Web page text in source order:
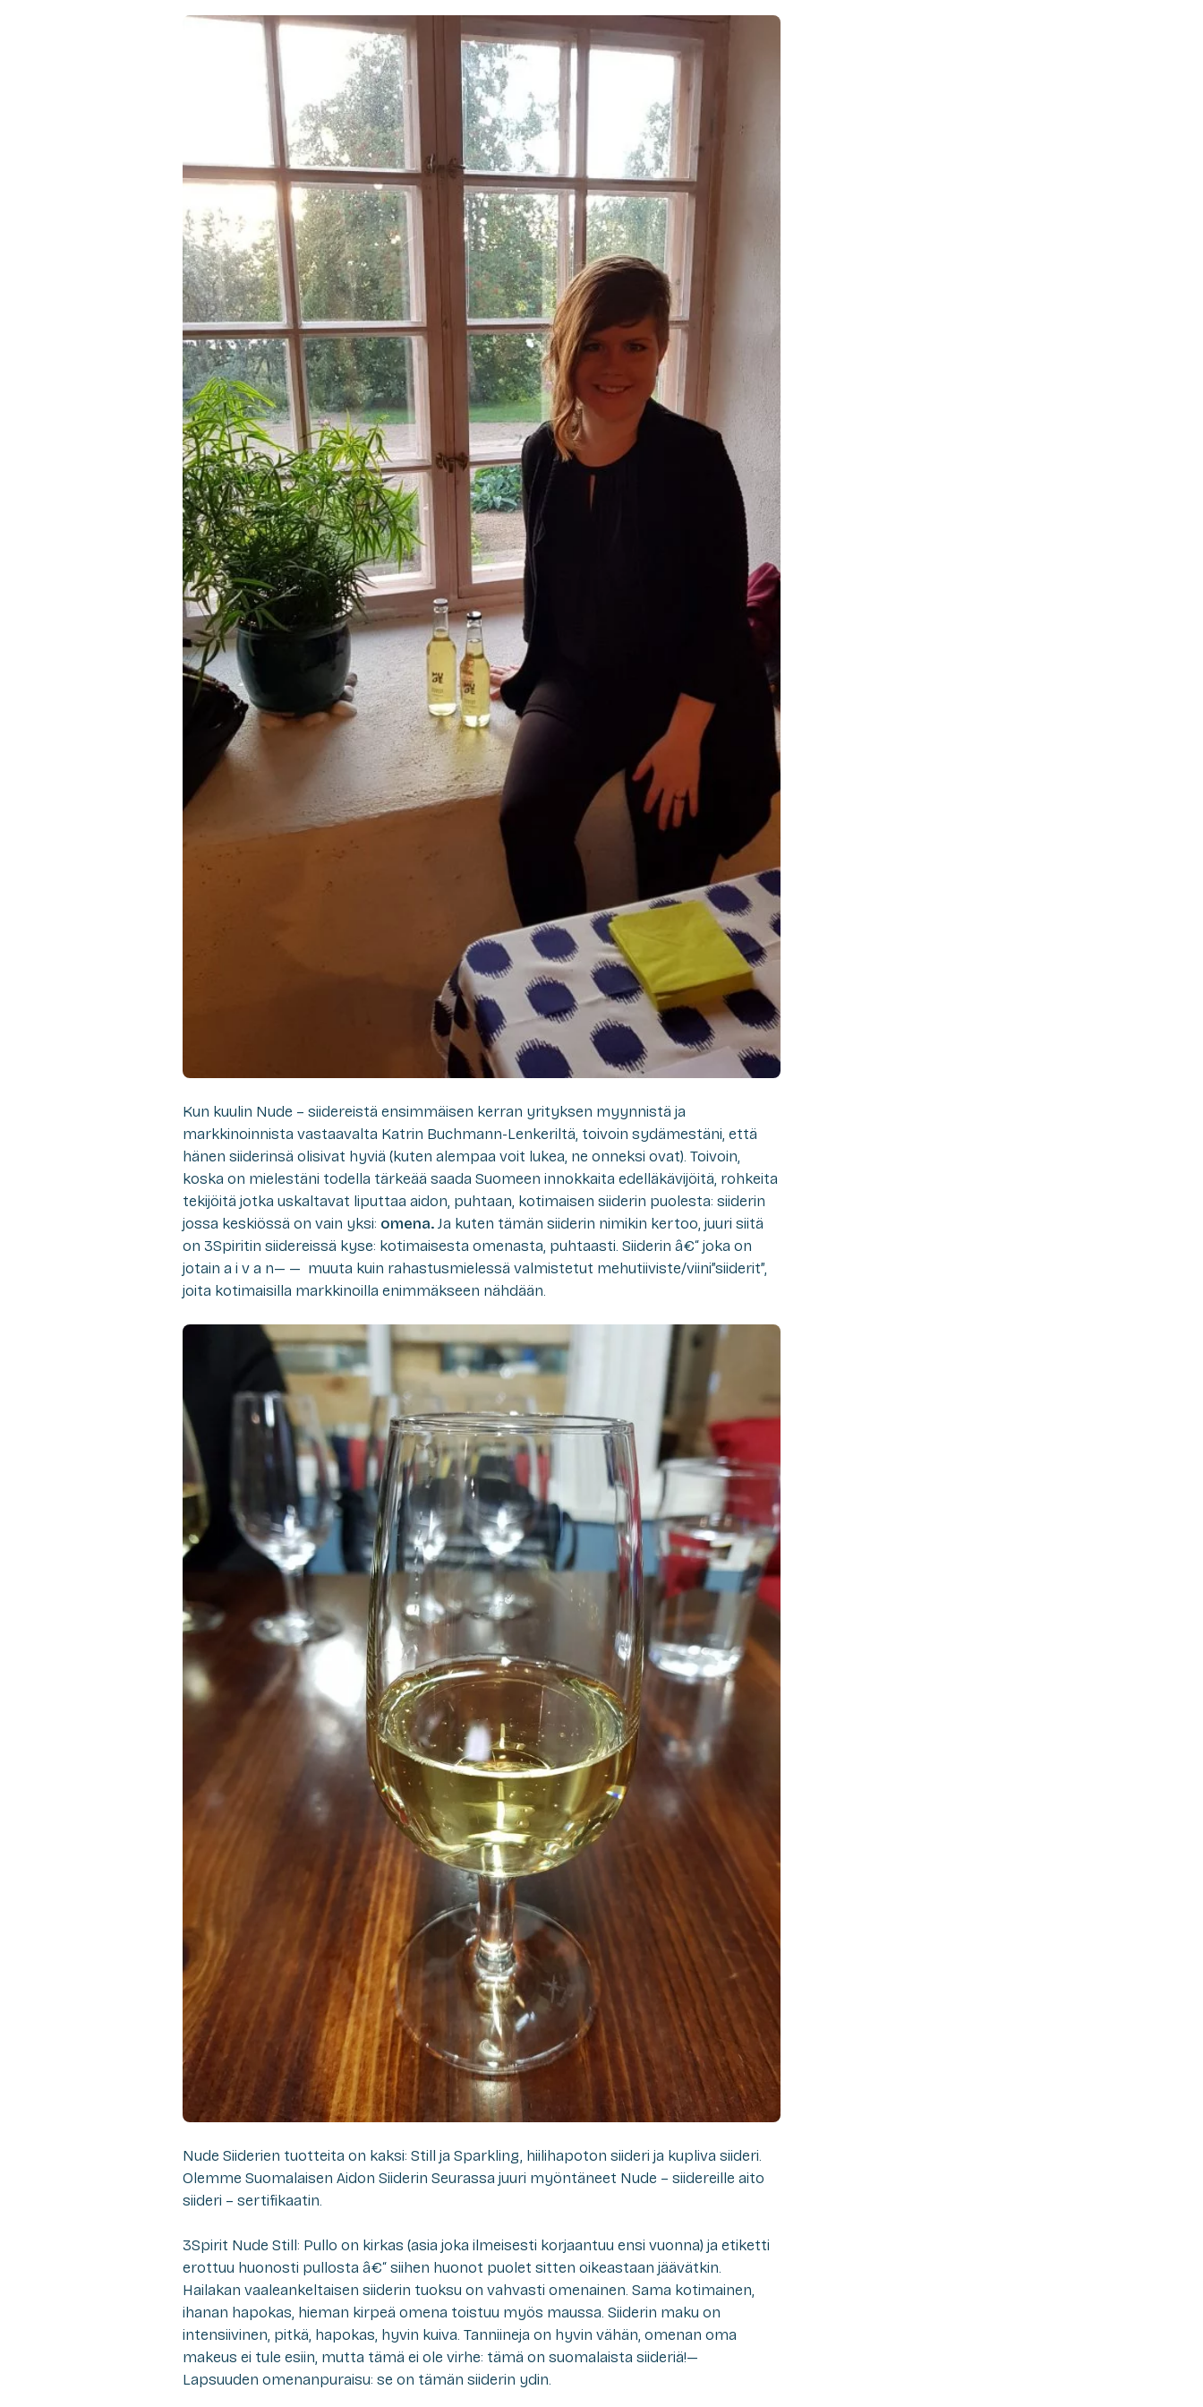
Kun kuulin Nude – siidereistä ensimmäisen kerran yrityksen myynnistä ja
markkinoinnista vastaavalta Katrin Buchmann-Lenkeriltä, toivoin sydämestäni, että
hänen siiderinsä olisivat hyviä (kuten alempaa voit lukea, ne onneksi ovat). Toivoin,
koska on mielestäni todella tärkeää saada Suomeen innokkaita edelläkävijöitä, rohkeita
tekijöitä jotka uskaltavat liputtaa aidon, puhtaan, kotimaisen siiderin puolesta: siiderin
jossa keskiössä on vain yksi: omena.Ja kuten tämän siiderin nimikin kertoo, juuri siitä
on 3Spiritin siidereissä kyse: kotimaisesta omenasta, puhtaasti. Siiderin â€“ joka on
jotain a i v a n— — muuta kuin rahastusmielessä valmistetut mehutiiviste/viini”siiderit”,
joita kotimaisilla markkinoilla enimmäkseen nähdään.
Nude Siiderien tuotteita on kaksi: Still ja Sparkling, hiilihapoton siideri ja kupliva siideri.
Olemme Suomalaisen Aidon Siiderin Seurassa juuri myöntäneet Nude – siidereille aito
siideri – sertifikaatin.
3Spirit Nude Still: Pullo on kirkas (asia joka ilmeisesti korjaantuu ensi vuonna) ja etiketti
erottuu huonosti pullosta â€“ siihen huonot puolet sitten oikeastaan jäävätkin.
Hailakan vaaleankeltaisen siiderin tuoksu on vahvasti omenainen. Sama kotimainen,
ihanan hapokas, hieman kirpeä omena toistuu myös maussa. Siiderin maku on
intensiivinen, pitkä, hapokas, hyvin kuiva. Tanniineja on hyvin vähän, omenan oma
makeus ei tule esiin, mutta tämä ei ole virhe: tämä on suomalaista siideriä!—
Lapsuuden omenanpuraisu: se on tämän siiderin ydin.